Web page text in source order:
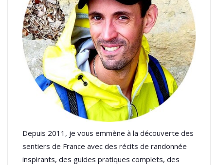
Depuis 2011, je vous emmène à la découverte des
sentiers de France avec des récits de randonnée
inspirants, des guides pratiques complets, des